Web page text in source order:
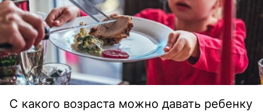
С какого возраста можно давать ребенку